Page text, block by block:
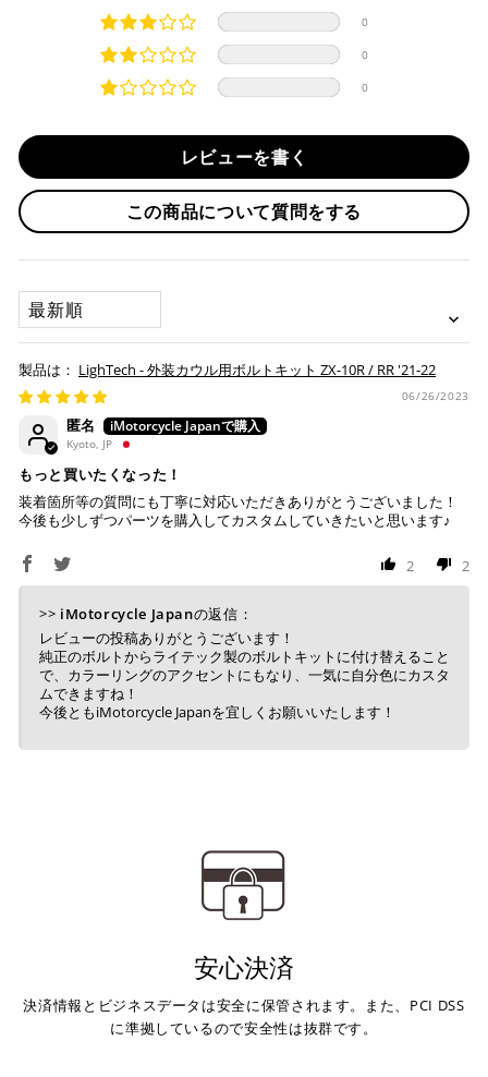
際は、『クレジットカード決済(3Dセキュア) - SBPS』を
ご選択ください。
対応支払回数について以下の通りです。
・分割払い (3,5,6,10,12,15,18,20,24回)
※ 分割払い、リボ払いは決済金額が税込10,000円以上の
場合のみご利用いただけます。
※ American Expressでの分割払いのご利用には、事前
す。
※ Diners Clubは分割払い非対応のため、一括払い・リ
ボ払いのみご利用頂けます。
※ 手数料、利息はご利用のカード会社の定めによります
ので、事前にご確認ください。
楽天ペイ
いつもの楽天IDとパスワードを使ってスムーズなお支払
楽天ポイントが貯まる・使える！「簡単」「あんしん」
「お得」な楽天ペイをご利用ください。
※ 楽天ポイントが貯まるのは楽天カード・楽天ポイン
ト・楽天ペイ残高でのお支払いに限ります。
い方法をご選択頂き、クリックするだけで簡単に支払い
※ ご利用には事前にPayPay、Apple Payの利用登録が
国内在庫ありの場合
・平日16時までのご注文、お支払い完了で即日発送いたしま
・前払い決済（銀行振込等）の場合、15時までに弊社でのご
入金確認が完了いたしましたら即日発送いたします。
・お取り寄せ商品等を一緒にご注文の場合は、基本的にはお
取り寄せ商品が揃ってからの発送になります。別で発送をご
お取り寄せの場合
・商品ページの納期はあくまで目安になりますので、納期が
早まる場合もございます。
・運送状況や繁忙期の影響により遅れが生じる場合もござい
ます。
配送送料について
１回のご注文で商品代金合計が¥11,000(税込）以上の場合
は、送料が無料となります。
※通常送料は¥770(税込)です。
配送会社について
ヤマト運輸になります。 配送会社の指定はできかねます。
0
0
0
レビューを書く
この商品について質問をする
SORT BY
LighTech - 外装カウル用ボルトキット ZX-10R / RR '21-22
06/26/2023
匿名
Kyoto, JP
もっと買いたくなった！
装着箇所等の質問にも丁寧に対応いただきありがとうございました！
今後も少しずつパーツを購入してカスタムしていきたいと思います♪
2 2
>> iMotorcycle Japanの返信：
レビューの投稿ありがとうございます！
純正のボルトからライテック製のボルトキットに付け替えること
で、カラーリングのアクセントにもなり、一気に自分色にカスタ
ムできますね！
今後ともiMotorcycle Japanを宜しくお願いいたします！
安心決済
決済情報とビジネスデータは安全に保管されます。また、PCI DSS
に準拠しているので安全性は抜群です。